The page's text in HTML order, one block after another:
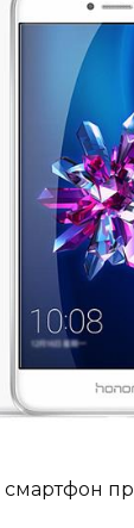
смартфон